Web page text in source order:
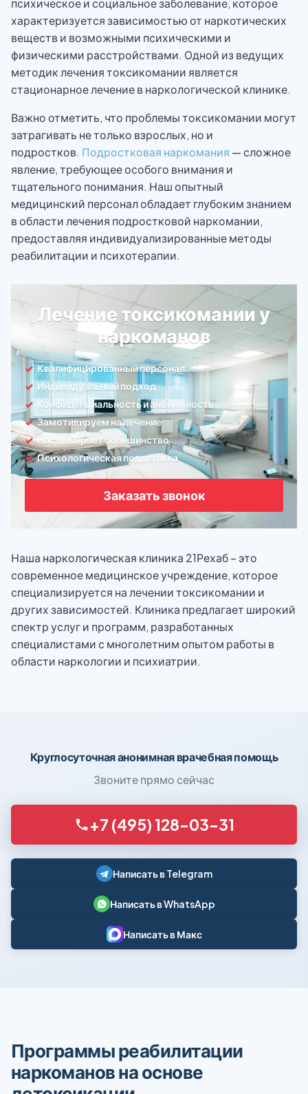
психическое и социальное заболевание, которое
характеризуется зависимостью от наркотических
веществ и возможными психическими и
физическими расстройствами. Одной из ведущих
методик лечения токсикомании является
стационарное лечение в наркологической клинике.
Важно отметить, что проблемы токсикомании могут
затрагивать не только взрослых, но и
подростков. Подростковая наркомания — сложное
явление, требующее особого внимания и
тщательного понимания. Наш опытный
медицинский персонал обладает глубоким знанием
в области лечения подростковой наркомании,
предоставляя индивидуализированные методы
реабилитации и психотерапии.
Лечение токсикомании у
наркоманов
Квалифицированный персонал
Индивидуальный подход
Конфиденциальность и анонимность
Замотивируем на лечение
Нас выбирает большинство
Психологическая поддержка
Заказать звонок
Наша наркологическая клиника 21Рехаб – это
современное медицинское учреждение, которое
специализируется на лечении токсикомании и
других зависимостей. Клиника предлагает широкий
спектр услуг и программ, разработанных
специалистами с многолетним опытом работы в
области наркологии и психиатрии.
Круглосуточная анонимная врачебная помощь
Звоните прямо сейчас
+7 (495) 128-03-31
Написать в Telegram
Написать в WhatsApp
Написать в Макс
Программы реабилитации
наркоманов на основе